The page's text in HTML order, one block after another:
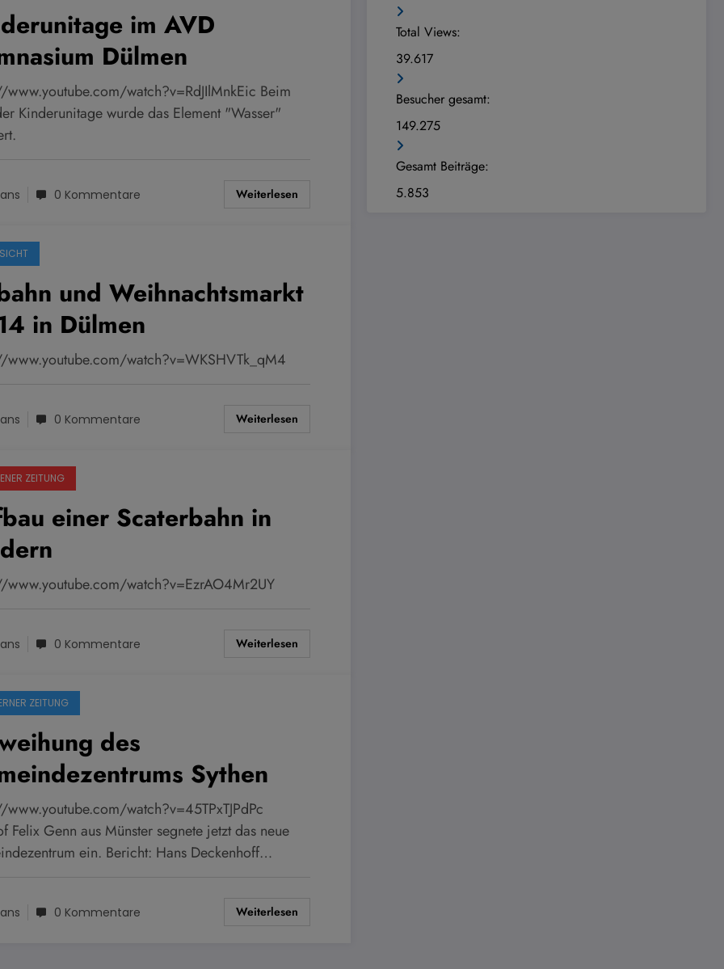
im AVD
Dülmen
www.youtube.com/watch?v=RdJIlMnkEic Beim
Kinderunitage wurde das Element "Wasser"
0 Kommentare Weiterlesen
und Weihnachtsmarkt
in Dülmen
www.youtube.com/watch?v=WKSHVTk_qM4
0 Kommentare Weiterlesen
ZEITUNG
einer Scaterbahn in
www.youtube.com/watch?v=EzrAO4Mr2UY
0 Kommentare Weiterlesen
ZEITUNG
des
Sythen
www.youtube.com/watch?v=45TPxTJPdPc
Felix Genn aus Münster segnete jetzt das neue
ein. Bericht: Hans Deckenhoff…
0 Kommentare Weiterlesen
Total Views:
39.617
Besucher gesamt:
149.275
Gesamt Beiträge:
5.853